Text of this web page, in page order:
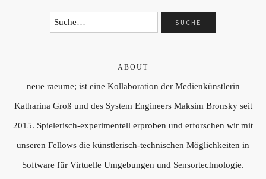
ABOUT
neue raeume; ist eine Kollaboration der Medienkünstlerin
Katharina Groß und des System Engineers Maksim Bronsky seit
2015. Spielerisch-experimentell erproben und erforschen wir mit
unseren Fellows die künstlerisch-technischen Möglichkeiten in
Software für Virtuelle Umgebungen und Sensortechnologie.